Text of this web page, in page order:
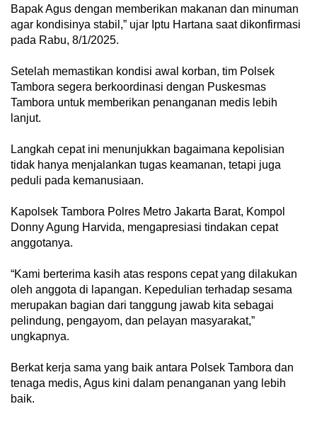
Bapak Agus dengan memberikan makanan dan minuman
agar kondisinya stabil,” ujar Iptu Hartana saat dikonfirmasi
pada Rabu, 8/1/2025.
Setelah memastikan kondisi awal korban, tim Polsek
Tambora segera berkoordinasi dengan Puskesmas
Tambora untuk memberikan penanganan medis lebih
lanjut.
Langkah cepat ini menunjukkan bagaimana kepolisian
tidak hanya menjalankan tugas keamanan, tetapi juga
peduli pada kemanusiaan.
Kapolsek Tambora Polres Metro Jakarta Barat, Kompol
Donny Agung Harvida, mengapresiasi tindakan cepat
anggotanya.
“Kami berterima kasih atas respons cepat yang dilakukan
oleh anggota di lapangan. Kepedulian terhadap sesama
merupakan bagian dari tanggung jawab kita sebagai
pelindung, pengayom, dan pelayan masyarakat,”
ungkapnya.
Berkat kerja sama yang baik antara Polsek Tambora dan
tenaga medis, Agus kini dalam penanganan yang lebih
baik.